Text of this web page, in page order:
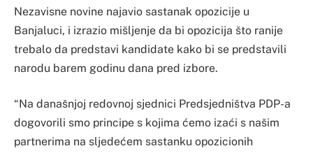
Nezavisne novine najavio sastanak opozicije u
Banjaluci, i izrazio mišljenje da bi opozicija što ranije
trebalo da predstavi kandidate kako bi se predstavili
narodu barem godinu dana pred izbore.
“Na današnjoj redovnoj sjednici Predsjedništva PDP-a
dogovorili smo principe s kojima ćemo izaći s našim
partnerima na sljedećem sastanku opozicionih